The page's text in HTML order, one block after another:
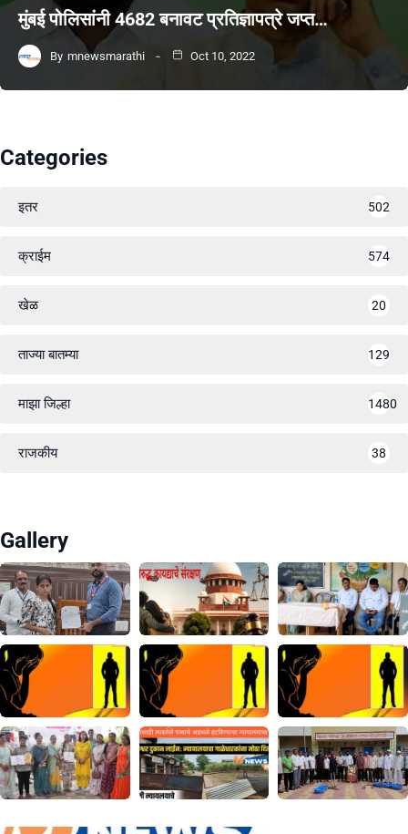
मुंबई पोलिसांनी 4682 बनावट प्रतिज्ञापत्रे जप्त…
By mnewsmarathi Oct 10, 2022
Categories
इतर 502
क्राईम 574
खेळ 20
ताज्या बातम्या 129
माझा जिल्हा 1480
राजकीय 38
Gallery